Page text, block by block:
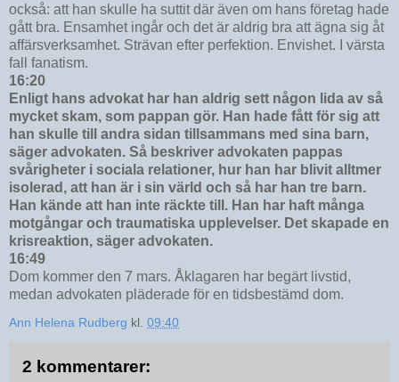
också: att han skulle ha suttit där även om hans företag hade
gått bra. Ensamhet ingår och det är aldrig bra att ägna sig åt
affärsverksamhet. Strävan efter perfektion. Envishet. I värsta
fall fanatism.
16:20
Enligt hans advokat har han aldrig sett någon lida av så
mycket skam, som pappan gör. Han hade fått för sig att
han skulle till andra sidan tillsammans med sina barn,
säger advokaten. Så beskriver advokaten pappas
svårigheter i sociala relationer, hur han har blivit alltmer
isolerad, att han är i sin värld och så har han tre barn.
Han kände att han inte räckte till. Han har haft många
motgångar och traumatiska upplevelser. Det skapade en
krisreaktion, säger advokaten.
16:49
Dom kommer den 7 mars. Åklagaren har begärt livstid,
medan advokaten pläderade för en tidsbestämd dom.
Ann Helena Rudberg kl. 09:40
2 kommentarer: